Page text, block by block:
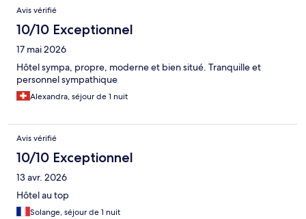
Avis vérifié
10/10 Exceptionnel
17 mai 2026
Hôtel sympa, propre, moderne et bien situé. Tranquille et
personnel sympathique
Alexandra, séjour de 1 nuit
Avis vérifié
10/10 Exceptionnel
13 avr. 2026
Hôtel au top
Solange, séjour de 1 nuit